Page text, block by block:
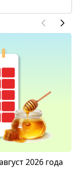
2026 года